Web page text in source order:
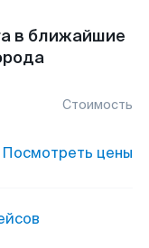
в ближайшие
Стоимость
Посмотреть цены